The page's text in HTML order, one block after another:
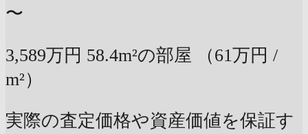
〜
3,589万円 58.4m²の部屋
（61万円 /
m²）
実際の査定価格や資産価値を保証す